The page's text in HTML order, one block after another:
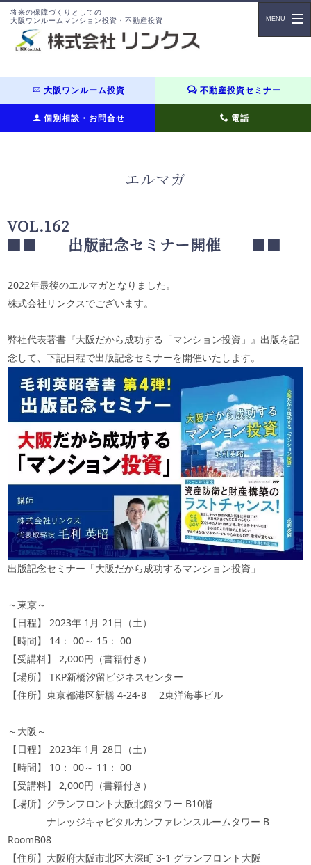
将来の保障づくりとしての
大阪ワンルームマンション投資・不動産投資
大阪ワンルーム投資 不動産投資セミナー
個別相談・お問合せ 電話
エルマガ
VOL.162
■■ 出版記念セミナー開催 ■■
2022年最後のエルマガとなりました。
株式会社リンクスでございます。
弊社代表著書『大阪だから成功する「マンション投資」』出版を記
念して、下記日程で出版記念セミナーを開催いたします。
出版記念セミナー「大阪だから成功するマンション投資」
～東京～
【日程】 2023年 1 月 21 日（土）
【時間】 14 ： 00～ 15 ： 00
【受講料】 2,000円（書籍付き）
【場所】 TKP新橋汐留ビジネスセンター
【住所】東京都港区新橋 4-24-8 2東洋海事ビル
～大阪～
【日程】 2023年 1 月 28日（土）
【時間】 10 ： 00～ 11 ： 00
【受講料】 2,000円（書籍付き）
【場所】グランフロント大阪北館タワー B10階
ナレッジキャピタルカンファレンスルームタワー B
RoomB08
【住所】大阪府大阪市北区大深町 3-1 グランフロント大阪